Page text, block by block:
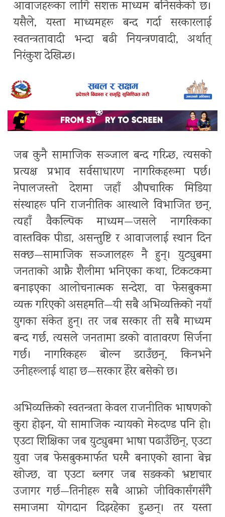
आवाजहरूका लागि सशक्त माध्यम बनिसकेको छ।
यसैले, यस्ता माध्यमहरू बन्द गर्दा सरकारलाई
स्वतन्त्रतावादी भन्दा बढी नियन्त्रणवादी, अर्थात्
निरंकुश देखिन्छ।
जब कुनै सामाजिक सञ्जाल बन्द गरिन्छ, त्यसको
प्रत्यक्ष प्रभाव सर्वसाधारण नागरिकहरूमा पर्छ।
नेपालजस्तो देशमा जहाँ औपचारिक मिडिया
संस्थाहरू पनि राजनीतिक आस्थाले विभाजित छन्,
त्यहाँ वैकल्पिक माध्यम—जसले नागरिकका
वास्तविक पीडा, असन्तुष्टि र आवाजलाई स्थान दिन
सक्छ—सामाजिक सञ्जालहरू नै हुन्। युट्युबमा
जनताको आफ्नै शैलीमा भनिएका कथा, टिकटकमा
बनाइएका आलोचनात्मक सन्देश, वा फेसबुकमा
व्यक्त गरिएको असहमति—यी सबै अभिव्यक्तिको नयाँ
युगका संकेत हुन्। तर जब सरकार ती सबै माध्यम
बन्द गर्छ, त्यसले जनतामा डरको वातावरण सिर्जना
गर्छ। नागरिकहरू बोल्न डराउँछन्, किनभने
उनीहरूलाई थाहा छ—सरकार हेरेर बसेको छ।
अभिव्यक्तिको स्वतन्त्रता केवल राजनीतिक भाषणको
कुरा होइन, यो सामाजिक न्यायको मेरुदण्ड पनि हो।
एउटा शिक्षिका जब युट्युबमा भाषा पढाउँछिन्, एउटा
युवा जब फेसबुकमार्फत घरमै बनाएको खाना बेच्न
खोज्छ, वा एउटा ब्लगर जब सडकको भ्रष्टाचार
उजागर गर्छ—तिनीहरू सबै आफ्नो जीविकासँगसँगै
समाजमा योगदान दिइरहेका हुन्छन्। तर यस्ता